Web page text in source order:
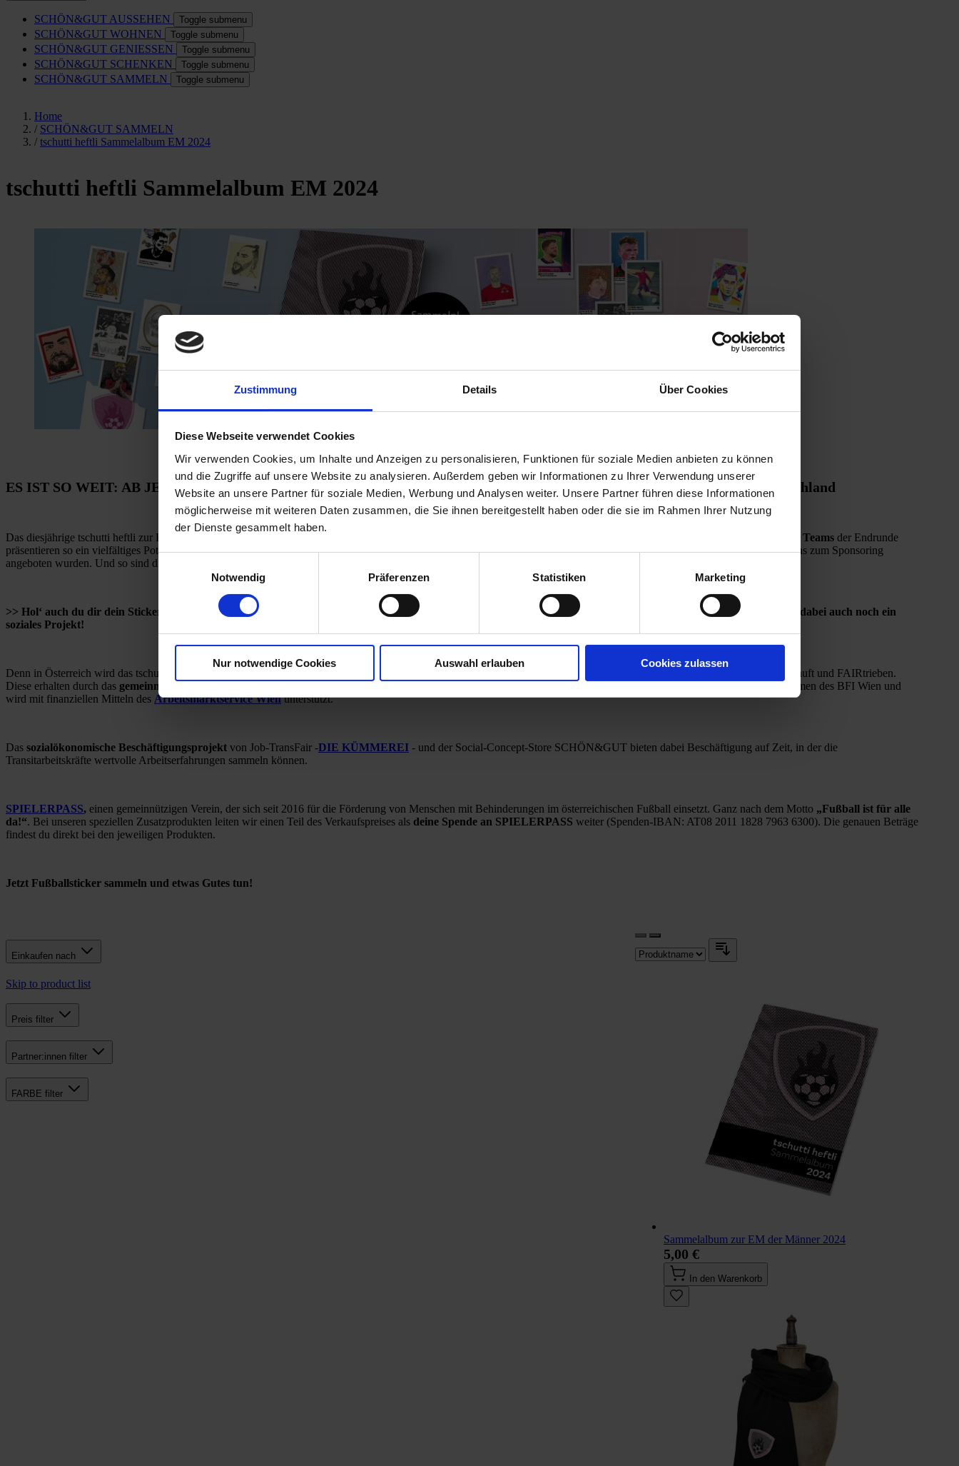
Zustimmung Details Über Cookies
Diese Webseite verwendet Cookies
Wir verwenden Cookies, um Inhalte und Anzeigen zu personalisieren, Funktionen für soziale Medien anbieten zu können
und die Zugriffe auf unsere Website zu analysieren. Außerdem geben wir Informationen zu Ihrer Verwendung unserer
Website an unsere Partner für soziale Medien, Werbung und Analysen weiter. Unsere Partner führen diese Informationen
möglicherweise mit weiteren Daten zusammen, die Sie ihnen bereitgestellt haben oder die sie im Rahmen Ihrer Nutzung
der Dienste gesammelt haben.
Notwendig
Präferenzen Statistiken Marketing
Nur notwendige Cookies Auswahl erlauben Cookies zulassen
SCHÖN&GUT AUSSEHEN Toggle submenu
SCHÖN&GUT WOHNEN Toggle submenu
SCHÖN&GUT GENIESSEN Toggle submenu
SCHÖN&GUT SCHENKEN Toggle submenu
SCHÖN&GUT SAMMELN Toggle submenu
Home
/ SCHÖN&GUT SAMMELN
/ tschutti heftli Sammelalbum EM 2024
tschutti heftli Sammelalbum EM 2024
ES IST SO WEIT: AB JETZT GIBT ES DAS TSCHUTTI HEFTLI 2024! Das ultimative Sammelalbum zur Fußball-EM in Deutschland
Das diesjährige tschutti heftli zur Fußball EM 2024 in Deutschland wurde wie gewohnt von – durch eine Jury ausgewählten – 24 Teams der Endrunde
präsentieren so ein vielfältiges Potpourri moderner Portraitillustration. Das400 Stickerumfassende Album ist die erste Ausgabe bei der die Sticker-Rückseiten im Vorfeld für Fans zum Sponsoring
angeboten wurden. Und so sind die Sammelsticker heuer gleich von beiden Seiten einen zweiten Blick wert.
>> Hol‘ auch du dir dein Stickeralbum mit Herz statt Kommerz – mit dem aus der Schweiz stammenden tschutti heftli sammelst du Fußballlegenden und unterstützt dabei auch noch ein
soziales Projekt!
Denn in Österreich wird das tschutti heftli seit 2016 von am Arbeitsmarkt benachteiligten Menschen an Sammler:innen in Österreich und weiteren europäischen Ländern FAIRkauft und FAIRtrieben.
Diese erhalten durch das gemeinnützige Unternehmen
Unterstützung bei der Suche nach einem neuen, dauerhaften Job. Job-TransFair ist ein Tochterunternehmen des BFI Wien und
wird mit finanziellen Mitteln des Arbeitsmarktservice Wienunterstützt.
Das sozialökonomische Beschäftigungsprojekt von Job-TransFair -DIE KÜMMEREI - und der Social-Concept-Store SCHÖN&GUT bieten dabei Beschäftigung auf Zeit, in der die
Transitarbeitskräfte wertvolle Arbeitserfahrungen sammeln können.
SPIELERPASS, einen gemeinnützigen Verein, der sich seit 2016 für die Förderung von Menschen mit Behinderungen im österreichischen Fußball einsetzt. Ganz nach dem Motto „Fußball ist für alle
da!“. Bei unseren speziellen Zusatzprodukten leiten wir einen Teil des Verkaufspreises als deine Spende an SPIELERPASS weiter (Spenden-IBAN: AT08 2011 1828 7963 6300). Die genauen Beträge
findest du direkt bei den jeweiligen Produkten.
Jetzt Fußballsticker sammeln und etwas Gutes tun!
Einkaufen nach
Skip to product list
Preis filter
Partner:innen filter
FARBE filter
Sammelalbum zur EM der Männer 2024
5,00 €
In den Warenkorb